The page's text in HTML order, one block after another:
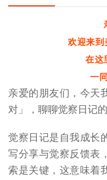
欢迎来
在这
一
亲爱的朋友们，今天
对」，聊聊觉察日记的
觉察日记是自我成长
写分享与觉察反馈表
索是关键，这意味着